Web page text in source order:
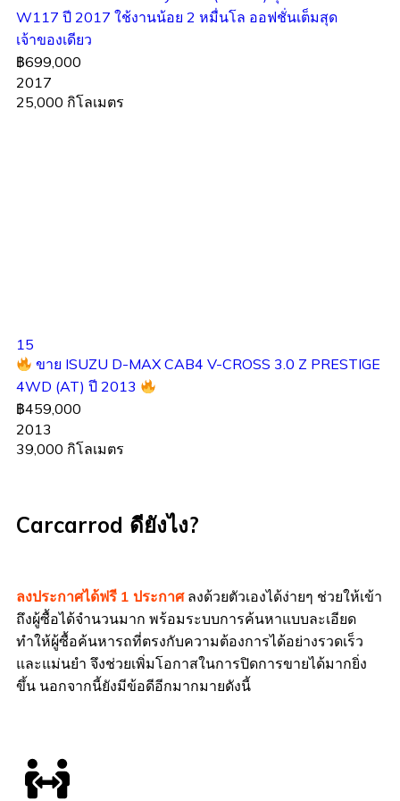
W117 ปี 2017 ใช้งานน้อย 2 หมื่นโล ออฟชั่นเต็มสุด
เจ้าของเดียว
฿699,000
2017
25,000 กิโลเมตร
15
ขาย ISUZU D-MAX CAB4 V-CROSS 3.0 Z PRESTIGE
4WD (AT) ปี 2013
฿459,000
2013
39,000 กิโลเมตร
Carcarrod ดียังไง?
ลงประกาศได้ฟรี 1 ประกาศลงด้วยตัวเองได้ง่ายๆ ช่วยให้เข้า
ถึงผู้ซื้อได้จำนวนมาก พร้อมระบบการค้นหาแบบละเอียด
ทำให้ผู้ซื้อค้นหารถที่ตรงกับความต้องการได้อย่างรวดเร็ว
และแม่นยำ จึงช่วยเพิ่มโอกาสในการปิดการขายได้มากยิ่ง
ขึ้น นอกจากนี้ยังมีข้อดีอีกมากมายดังนี้